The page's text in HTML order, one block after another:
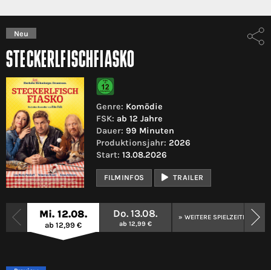
Neu
STECKERLFISCHFIASKO
Genre: Komödie
FSK: ab 12 Jahre
Dauer: 99 Minuten
Produktionsjahr: 2026
Start: 13.08.2026
FILMINFOS TRAILER
Mi. 12.08.
ab 12,99 €
Do. 13.08.
ab 12,99 €
» WEITERE SPIELZEITEN